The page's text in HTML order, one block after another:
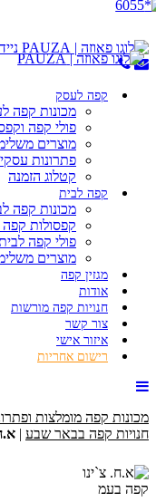
קפה לעסק
מכונות קפה
פולי קפה
מוצרים
פתרונות
קטלוג הזמנה
קפה לבית
מכונות קפה
קפסולות קפה
פולי קפה
מוצרים
מגזין קפה
אודות
חנויות קפה מורשות
צור קשר
איזור אישי
רישום אחריות
מכונות קפה מומלצות
חנויות קפה בבאר שבע |